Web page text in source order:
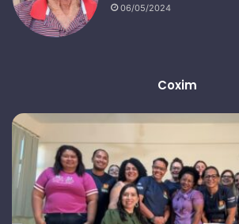
06/05/2024
Coxim